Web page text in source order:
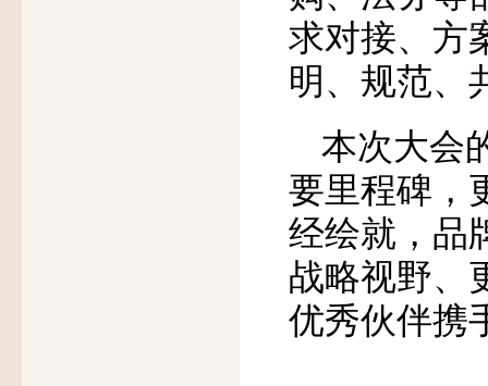
求对接、方
明、规范、
本次大会
要里程碑，
经绘就，品
战略视野、
优秀伙伴携